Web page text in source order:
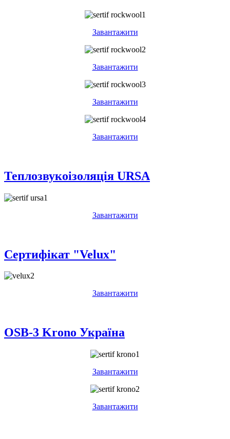
Завантажити
Завантажити
Завантажити
Завантажити
Теплозвукоізоляція URSA
Завантажити
Сертифікат "Velux"
Завантажити
OSB-3 Krono Україна
Завантажити
Завантажити